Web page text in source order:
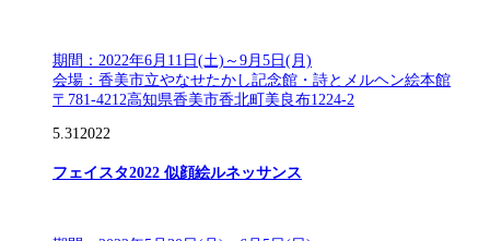
期間：2022年6月11日(土)～9月5日(月)
会場：香美市立やなせたかし記念館・詩とメルヘン絵本館
〒781-4212高知県香美市香北町美良布1224-2
5.312022
フェイスタ2022 似顔絵ルネッサンス